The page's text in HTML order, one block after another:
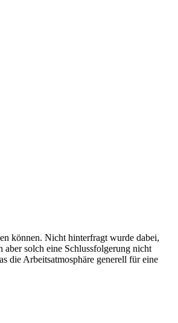
können. Nicht hinterfragt wurde dabei,
aber solch eine Schlussfolgerung nicht
die Arbeitsatmosphäre generell für eine